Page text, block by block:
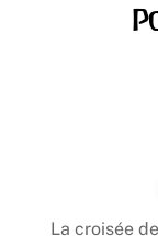
La croisée